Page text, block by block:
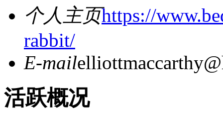
个人主页https://
rabbit/
E-mail
活跃概况